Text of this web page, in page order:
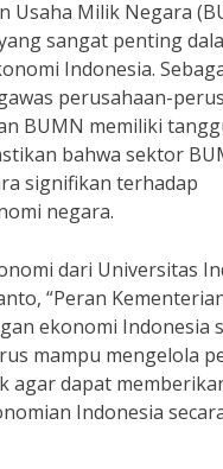
Usaha Milik Negara
sangat penting
Indonesia.
perusahaan-
BUMN memiliki
bahwa sektor
signifikan terhadap
negara.
dari Universitas
“Peran
ekonomi Indonesia
mampu mengelola
agar dapat
Indonesia